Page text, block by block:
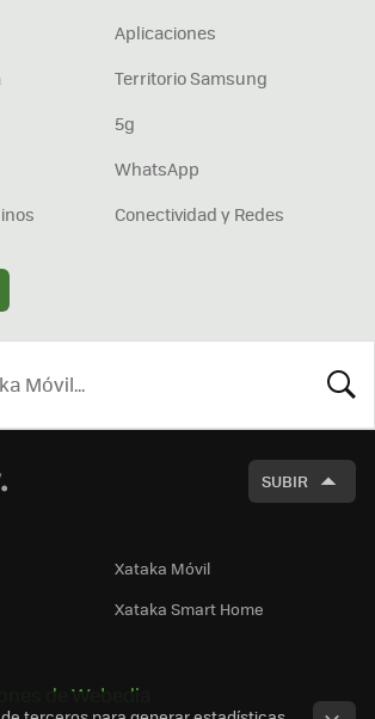
Aplicaciones
Territorio Samsung
5g
WhatsApp
Conectividad y Redes
SUBIR
Xataka Móvil
Xataka Smart Home
de Webedia